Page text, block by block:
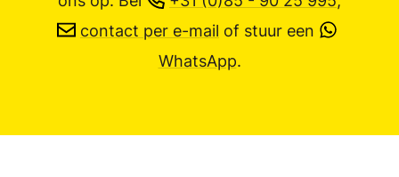
contact per e-mail of stuur een
WhatsApp.